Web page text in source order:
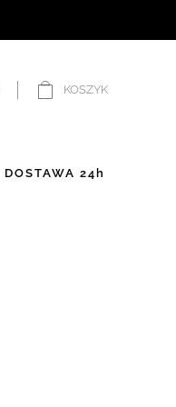
KOSZYK
DOSTAWA 24h